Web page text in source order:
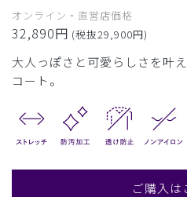
オンライン・直営店価格
32,890円 (税抜29,900円)
大人っぽさと可愛らしさを叶
コート。
ご購入は